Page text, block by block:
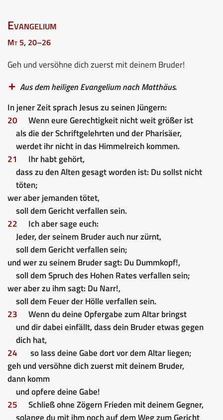
Evangelium
Mt 5, 20–26
Geh und versöhne dich zuerst mit deinem Bruder!
Aus dem heiligen Evangelium nach Matthäus.
In jener Zeit sprach Jesus zu seinen Jüngern:
20
Wenn eure Gerechtigkeit nicht weit größer ist
als die der Schriftgelehrten und der Pharisäer,
werdet ihr nicht in das Himmelreich kommen.
21
Ihr habt gehört,
dass zu den Alten gesagt worden ist: Du sollst nicht
töten;
wer aber jemanden tötet,
soll dem Gericht verfallen sein.
22
Ich aber sage euch:
Jeder, der seinem Bruder auch nur zürnt,
soll dem Gericht verfallen sein;
und wer zu seinem Bruder sagt: Du Dummkopf!,
soll dem Spruch des Hohen Rates verfallen sein;
wer aber zu ihm sagt: Du Narr!,
soll dem Feuer der Hölle verfallen sein.
23
Wenn du deine Opfergabe zum Altar bringst
und dir dabei einfällt, dass dein Bruder etwas gegen
dich hat,
24
so lass deine Gabe dort vor dem Altar liegen;
geh und versöhne dich zuerst mit deinem Bruder,
dann komm
und opfere deine Gabe!
25
Schließ ohne Zögern Frieden mit deinem Gegner,